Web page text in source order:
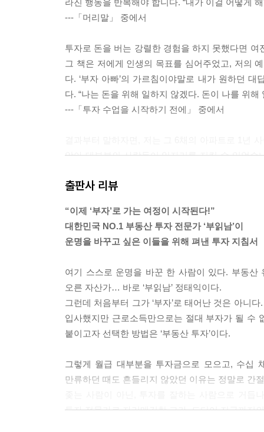
라진 행동을 반복해야 합니다. “내가 이걸 어떻게
---「머리말」 중에서
투자로 돈을 버는 강렬한 경험을 하지 못했다면
그 책은 저에게 인생의 목표를 심어주었고, 저의
다. ‘부자 아빠’의 가르침이야말로 내가 원하던
다. “나는 돈을 위해 일하지 않겠다. 돈이 나를 위
---「투자 수업을 시작하기 전에」 중에서
않아 대부분의 사람들이 일자리를 지킬 수 있었
대출 1천만 원을 상환하고도 2천여 만 원의 목돈
회가 보였습니다.
---「투자 수업을 시작하기 전에」 중에서
도 있기 때문입니다. 매우 힘든 일이긴 하지만 벽
그렇지 않으면 자녀도 우리와 같은 삶을 살 확률
다르게 살아야 합니다. 자본주의 시스템을 이용
고 다르게 행동해야 앞으로 다른 삶을 살 수 있습니
---「01 열심히 사는데 왜 내 삶은 그대로인가」 중
“일단 집부터 사세요.”
그 이유는 다양합니다. 먼저 집은 ‘의식주’, 사람
출판사 리뷰
“이제 ‘부자’로 가는 여정이 시작된다!”
대한민국 NO.1 부동산 투자 전문가 ‘부읽남’이
운명을 바꾸고 싶은 이들을 위해 펴낸 투자 지침서
여기 스스로 운명을 바꾼 한 사람이 있다. 부동산
오른 자산가… 바로 ‘부읽남’ 정태익이다.
그런데 처음부터 그가 ‘부자’로 태어난 것은 아니
입사했지만 근로소득만으로는 절대 부자가 될 수
붙이고자 선택한 방법은 ‘부동산 투자’이다.
그렇게 월급 대부분을 투자금으로 모으고, 수십
만류하던 때도 흔들리지 않았던 이유는 정말로 간
투자 전문가로 자리매김한 그가, 드디어 지금까지